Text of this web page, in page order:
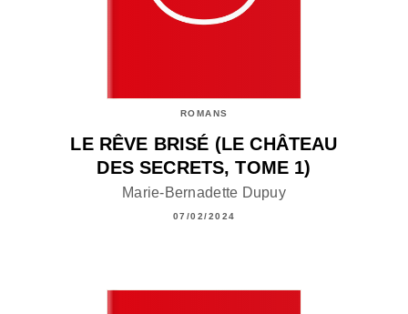
ROMANS
LE RÊVE BRISÉ (LE CHÂTEAU
DES SECRETS, TOME 1)
Marie-Bernadette Dupuy
07/02/2024